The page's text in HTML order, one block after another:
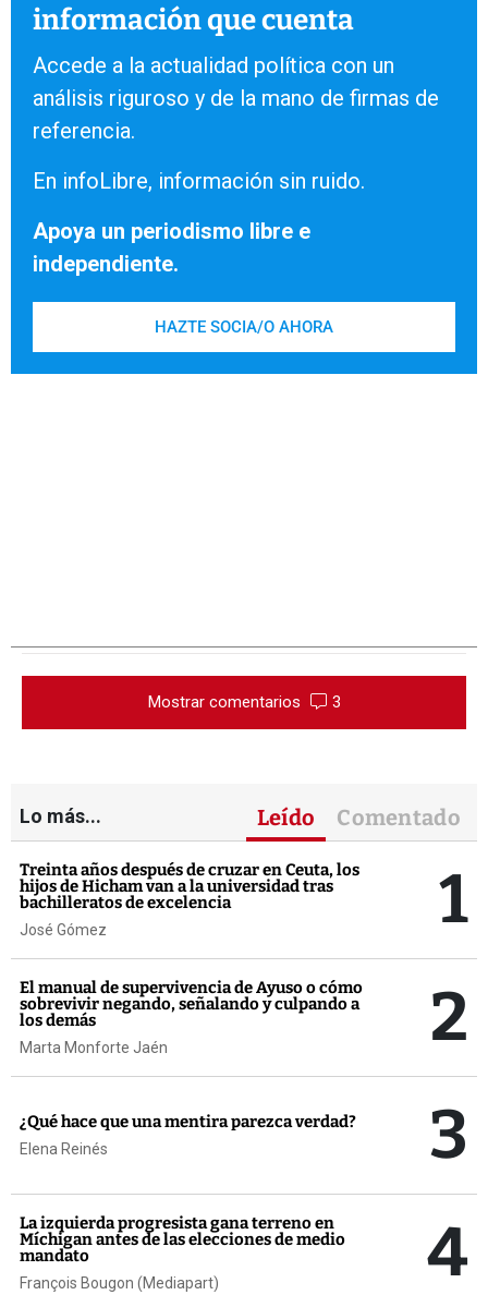
información que cuenta
Accede a la actualidad política con un
análisis riguroso y de la mano de firmas de
referencia.
En infoLibre, información sin ruido.
Apoya un periodismo libre e
independiente.
HAZTE SOCIA/O AHORA
Mostrar comentarios 3
Lo más... Leído Comentado
Treinta años después de cruzar en Ceuta, los
hijos de Hicham van a la universidad tras
bachilleratos de excelencia
José Gómez 1
El manual de supervivencia de Ayuso o cómo
sobrevivir negando, señalando y culpando a
los demás
Marta Monforte Jaén 2
¿Qué hace que una mentira parezca verdad?
Elena Reinés 3
La izquierda progresista gana terreno en
Míchigan antes de las elecciones de medio
mandato
François Bougon (Mediapart) 4